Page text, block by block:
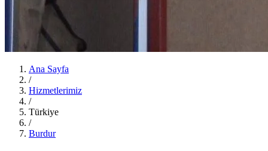
Ana Sayfa
/
Hizmetlerimiz
/
Türkiye
/
Burdur